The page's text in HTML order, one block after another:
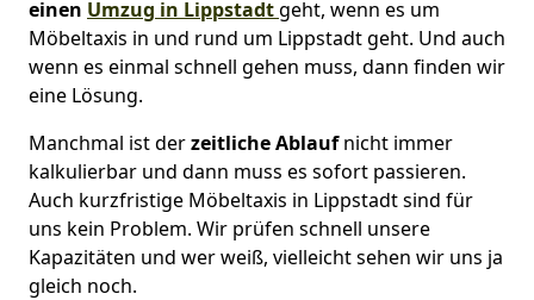
einen Umzug in Lippstadtgeht, wenn es um
Möbeltaxis in und rund um Lippstadt geht. Und auch
wenn es einmal schnell gehen muss, dann finden wir
eine Lösung.
Manchmal ist derzeitliche Ablaufnicht immer
kalkulierbar und dann muss es sofort passieren.
Auch kurzfristige Möbeltaxis in Lippstadt sind für
uns kein Problem. Wir prüfen schnell unsere
Kapazitäten und wer weiß, vielleicht sehen wir uns ja
gleich noch.